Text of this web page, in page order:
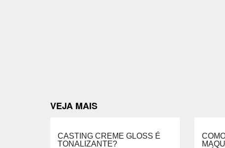
VEJA MAIS
CASTING CREME GLOSS É
TONALIZANTE?